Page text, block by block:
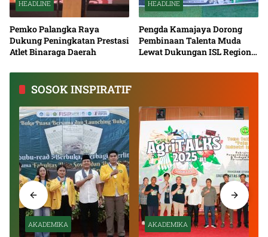
HEADLINE
Pemko Palangka Raya
Dukung Peningkatan Prestasi
Atlet Binaraga Daerah
HEADLINE
Pengda Kamajaya Dorong
Pembinaan Talenta Muda
Lewat Dukungan ISL Regional
SOSOK INSPIRATIF
AKADEMIKA AKADEMIKA